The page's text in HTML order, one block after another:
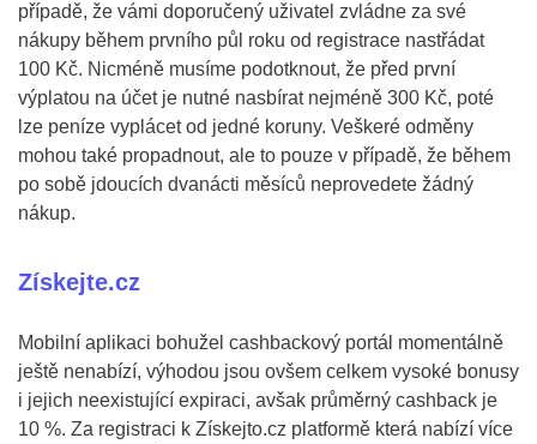
případě, že vámi doporučený uživatel zvládne za své
nákupy během prvního půl roku od registrace nastřádat
100 Kč. Nicméně musíme podotknout, že před první
výplatou na účet je nutné nasbírat nejméně 300 Kč, poté
lze peníze vyplácet od jedné koruny. Veškeré odměny
mohou také propadnout, ale to pouze v případě, že během
po sobě jdoucích dvanácti měsíců neprovedete žádný
nákup.
Získejte.cz
Mobilní aplikaci bohužel cashbackový portál momentálně
ještě nenabízí, výhodou jsou ovšem celkem vysoké bonusy
i jejich neexistující expiraci, avšak průměrný cashback je
10 %. Za registraci k Získejto.cz platformě která nabízí více